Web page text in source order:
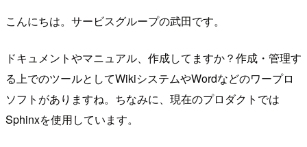
こんにちは。サービスグループの武田です。
ドキュメントやマニュアル、作成してますか？作成・管理す
る上でのツールとしてWikiシステムやWordなどのワープロ
ソフトがありますね。ちなみに、現在のプロダクトでは
Sphinxを使用しています。